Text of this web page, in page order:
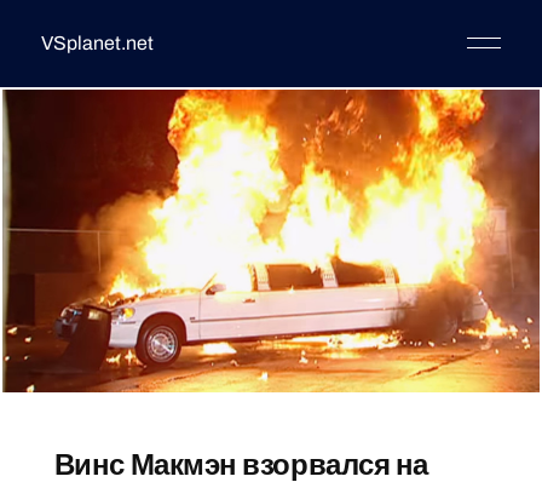
VSplanet.net
Винс Макмэн взорвался на